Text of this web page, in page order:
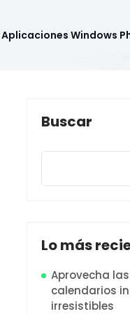
Aplicaciones Windows
Buscar
Lo más
Aprovecha
calendarios
irresistibles